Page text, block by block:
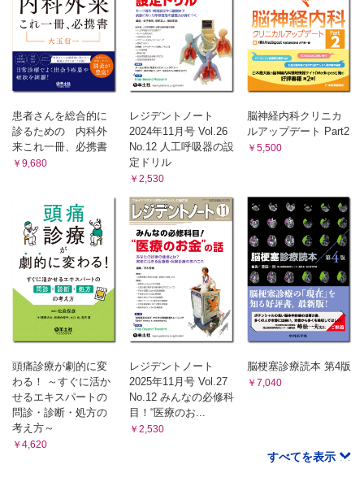
前腕の回内 15 方形回内筋，円回内筋
手関節の掌屈（屈曲） 16 橈側手根屈筋，尺側手根屈筋
手関節の背屈（伸展） 17 長橈側・短橈側・尺側手根伸筋
中手指節（MP）関節の屈曲 18 虫様筋
近位指節間（PIP）関節と遠位指節間（DIP）関節の屈曲 19
中手指節（MP）関節の伸展 20 総指伸筋，示指伸筋，小指伸
筋
指の外転 21 背側骨間筋，小指外転筋
指の内転 22 掌側骨間筋
母指の中手指節（MP）関節と指節間（IP）関節の屈曲 23 短
母指屈筋，長母指屈筋
母指の中手指節（MP）関節と指節間（IP）関節の伸展 24 短
母指伸筋，長母指伸筋
母指の外転 25 短母指外転筋，長母指外転筋
母指の内転 26 母指内転筋
母指と小指の対立運動 27 母指対立筋，小指対立筋
Summary 2 上肢筋の支配神経
4章 体幹・その他
頸の前方屈曲 1 胸鎖乳突筋，前斜角筋，中斜角筋，後斜角筋
体幹の回旋 2 外腹斜筋，内腹斜筋
体幹の後方伸展 3 脊柱起立筋
体幹の前方屈曲 4 腹直筋
骨盤の引き上げ 5 腰方形筋
患者さんを総合的に
診るための 内科外
来これ一冊、必携書
￥9,680
レジデントノート
2024年11月号 Vol.26
No.12 人工呼吸器の設
定ドリル
￥2,530
脳神経内科クリニカ
ルアップデート Part2
￥5,500
頭痛診療が劇的に変
わる！ ～すぐに活か
せるエキスパートの
問診・診断・処方の
考え方～
￥4,620
レジデントノート
2025年11月号 Vol.27
No.12 みんなの必修科
目！“医療のお...
￥2,530
脳梗塞診療読本 第4版
￥7,040
すべてを表示